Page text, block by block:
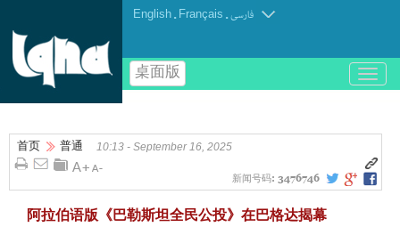
English . Français .فارسی
桌面版
باز
و
کردن
首页 普通 10:13 - September 16, 2025
新闻号码: 3476746
阿拉伯语版《巴勒斯坦全民公投》在巴格达揭幕